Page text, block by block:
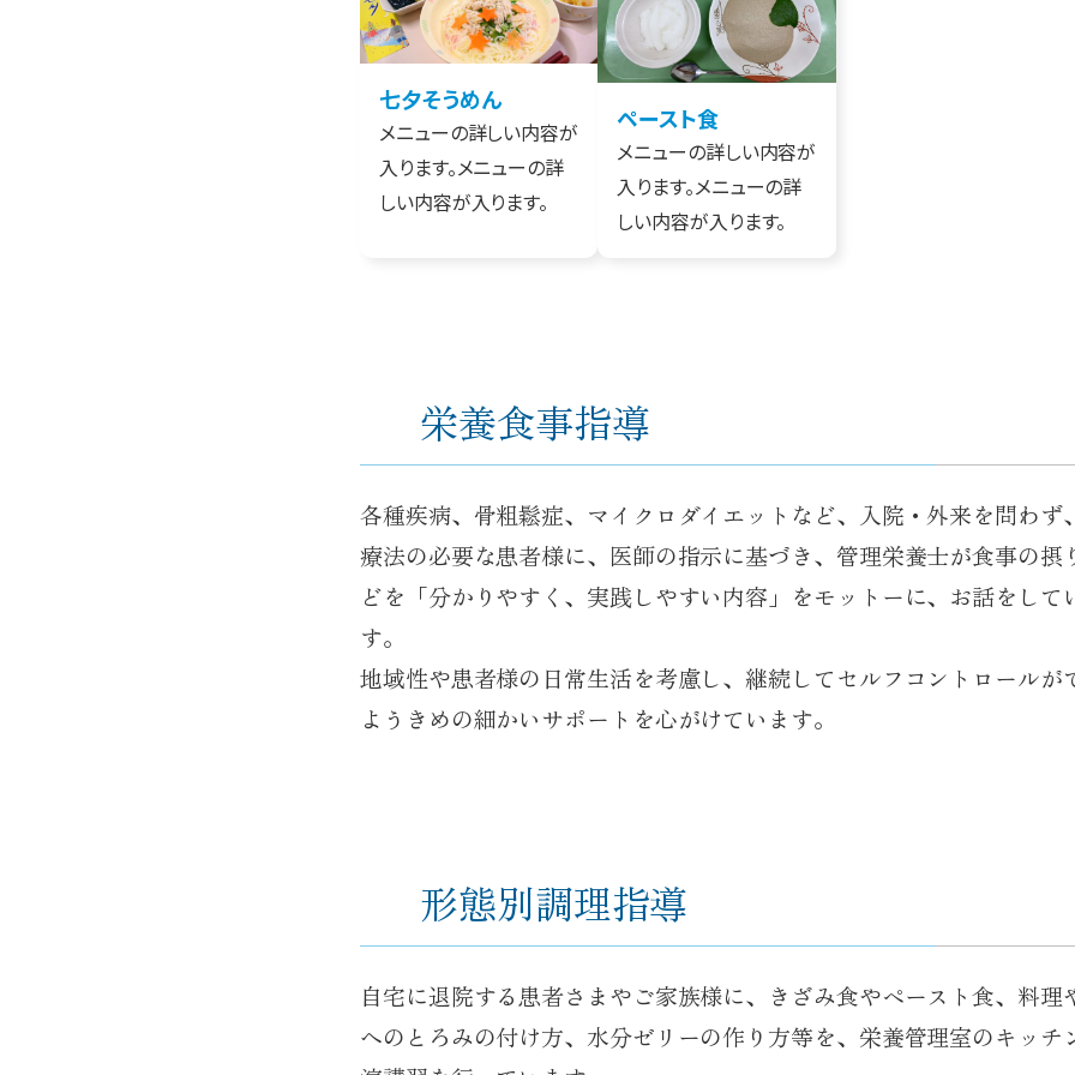
七夕そうめん
メニューの詳しい内容が
入ります。メニューの詳
しい内容が入ります。
ペースト食
メニューの詳しい内容が
入ります。メニューの詳
しい内容が入ります。
栄養食事指導
各種疾病、骨粗鬆症、マイクロダイエットなど、入院・外来を問わず
療法の必要な患者様に、医師の指示に基づき、管理栄養士が食事の摂
どを「分かりやすく、実践しやすい内容」をモットーに、お話をして
す。
地域性や患者様の日常生活を考慮し、継続してセルフコントロールが
ようきめの細かいサポートを心がけています。
形態別調理指導
自宅に退院する患者さまやご家族様に、きざみ食やペースト食、料理
へのとろみの付け方、水分ゼリーの作り方等を、栄養管理室のキッチ